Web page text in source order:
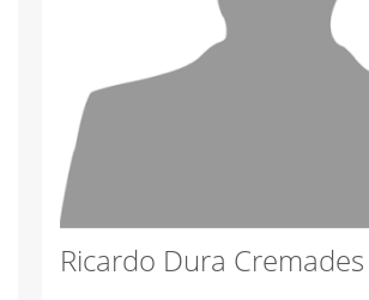
Ricardo Dura Cremades